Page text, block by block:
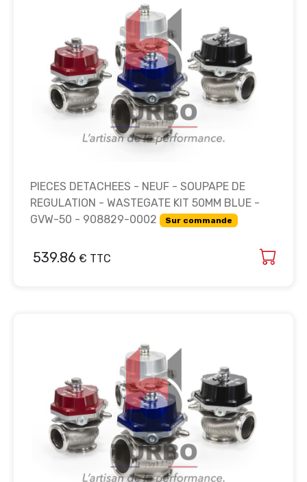
PIECES DETACHEES - NEUF - SOUPAPE DE
REGULATION - WASTEGATE KIT 50MM BLUE -
GVW-50 - 908829-0002
Sur commande
539.86 € TTC